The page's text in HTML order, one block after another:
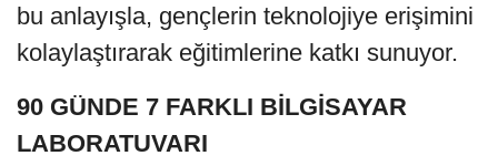
bu anlayışla, gençlerin teknolojiye erişimini
kolaylaştırarak eğitimlerine katkı sunuyor.
90 GÜNDE 7 FARKLI BİLGİSAYAR
LABORATUVARI